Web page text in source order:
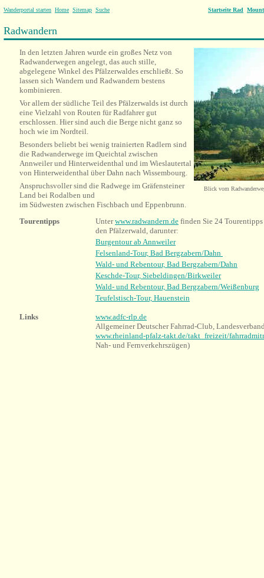
Wanderportal starten Home Sitemap Suche Startseite Rad
Radwandern
In den letzten Jahren wurde ein großes Netz von
Radwanderwegen angelegt, das auch stille,
abgelegene Winkel des Pfälzerwaldes erschließt. So
lassen sich Wandern und Radwandern bestens
kombinieren.
Vor allem der südliche Teil des Pfälzerwalds ist durch
eine Vielzahl von Routen für Radfahrer gut
erschlossen. Hier sind auch die Berge nicht ganz so
hoch wie im Nordteil.
Besonders beliebt bei wenig trainierten Radlern sind
die Radwanderwege im Queichtal zwischen
Annweiler und Hinterweidenthal und im Wieslautertal
von Hinterweidenthal über Dahn nach Wissembourg.
Anspruchsvoller sind die Radwege im Gräfensteiner
Land bei Rodalben und
im Südwesten zwischen Fischbach und Eppenbrunn.
Blick vom
Tourentipps Unterwww.radwandern.de finden Sie 24
den Pfälzerwald, darunter:
Burgentour ab Annweiler
Felsenland-Tour, Bad Bergzabern/Dahn
Wald- und Rebentour, Bad Bergzabern/Dahn
Keschde-Tour, Siebeldingen/Birkweiler
Wald- und Rebentour, Bad Bergzabern/Weißenburg
Teufelstisch-Tour, Hauenstein
Links
www.adfc-rlp.de
Allgemeiner Deutscher Fahrrad-Club,
www.rheinland-pfalz-takt.de/takt_freizeit/
Nah- und Fernverkehrszügen)